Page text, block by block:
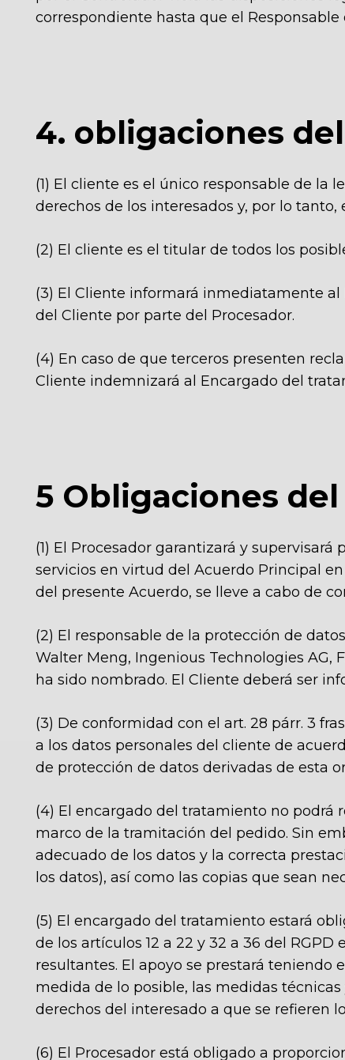
correspondiente hasta que el
4. obligaciones
(1) El cliente es el único responsable de
derechos de los interesados y, por lo
(2) El cliente es el titular de todos los
(3) El Cliente informará inmediatamente
del Cliente por parte del Procesador.
(4) En caso de que terceros presenten
Cliente indemnizará al Encargado del
5 Obligaciones
(1) El Procesador garantizará y
servicios en virtud del Acuerdo Principal
del presente Acuerdo, se lleve a cabo de
(2) El responsable de la protección de
Walter Meng, Ingenious Technologies AG,
ha sido nombrado. El Cliente deberá ser
(3) De conformidad con el art. 28 párr. 3
a los datos personales del cliente de
de protección de datos derivadas de esta
(4) El encargado del tratamiento no podrá
marco de la tramitación del pedido. Sin
adecuado de los datos y la correcta
los datos), así como las copias que sean
(5) El encargado del tratamiento estará
de los artículos 12 a 22 y 32 a 36 del
resultantes. El apoyo se prestará
medida de lo posible, las medidas
derechos del interesado a que se refieren
(6) El Procesador está obligado a